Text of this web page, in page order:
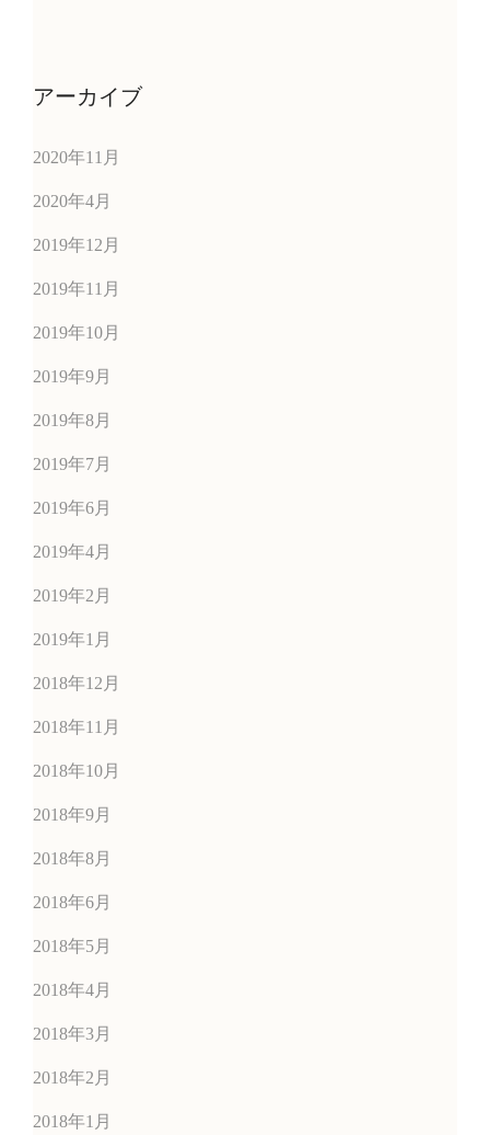
アーカイブ
2020年11月
2020年4月
2019年12月
2019年11月
2019年10月
2019年9月
2019年8月
2019年7月
2019年6月
2019年4月
2019年2月
2019年1月
2018年12月
2018年11月
2018年10月
2018年9月
2018年8月
2018年6月
2018年5月
2018年4月
2018年3月
2018年2月
2018年1月